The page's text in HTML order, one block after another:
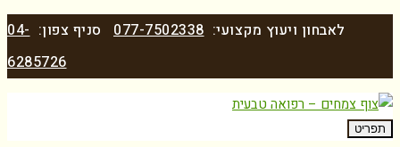
לאבחון ויעוץ מקצועי:077-7502338 סניף צפון:04-
6285726
תפריט